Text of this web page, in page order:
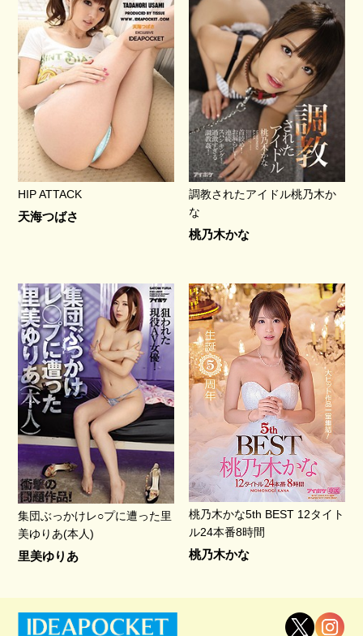
HIP ATTACK
天海つばさ
調教されたアイドル桃乃木か
な
桃乃木かな
集団ぶっかけレ○プに遭った里
美ゆりあ(本人)
里美ゆりあ
桃乃木かな5th BEST 12タイト
ル24本番8時間
桃乃木かな